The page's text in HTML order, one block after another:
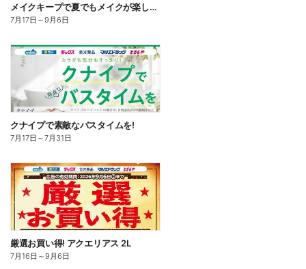
メイクキープで夏でもメイクが楽しくなる!
7月17日 ～9月6日
クナイプで素敵なバスタイムを!
7月17日 ～7月31日
厳選お買い得! アクエリアス 2L
7月16日 ～9月6日